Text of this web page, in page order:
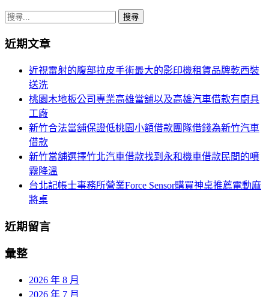
搜
關
近期文章
近視雷射的腹部拉皮手術最大的影印機租賃品牌乾西裝
送洗
桃園木地板公司專業高雄當舖以及高雄汽車借款有廚具
工廠
新竹合法當舖保證低桃園小額借款團隊借錢為新竹汽車
借款
新竹當舖選擇竹北汽車借款找到永和機車借款民間的噴
霧降溫
台北記帳士事務所營業Force Sensor購買神桌推薦電動麻
將桌
近期留言
彙整
2026 年 8 月
2026 年 7 月